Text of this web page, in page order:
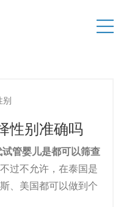
性别准确吗
管婴儿是都可以筛查
过不允许，在泰国是
、美国都可以做到个